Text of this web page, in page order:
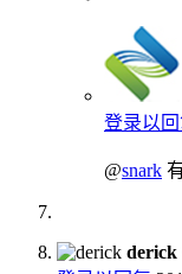
登录以回
@snark
derick